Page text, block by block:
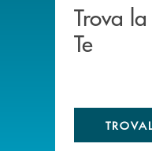
Trova
Te